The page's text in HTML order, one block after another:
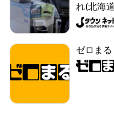
れ(北海
ゼロまる